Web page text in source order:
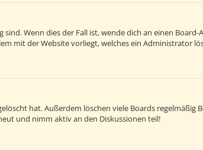
Wenn dies der Fall ist, wende dich an einen
mit der Website vorliegt, welches ein Administrator
hat. Außerdem löschen viele Boards regelmäßig
und nimm aktiv an den Diskussionen teil!